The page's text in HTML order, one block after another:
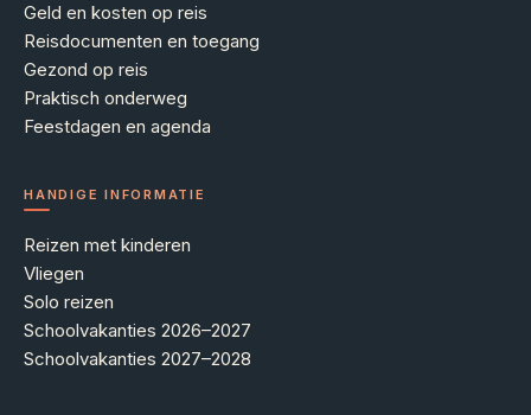
Geld en kosten op reis
Reisdocumenten en toegang
Gezond op reis
Praktisch onderweg
Feestdagen en agenda
HANDIGE INFORMATIE
Reizen met kinderen
Vliegen
Solo reizen
Schoolvakanties 2026–2027
Schoolvakanties 2027–2028